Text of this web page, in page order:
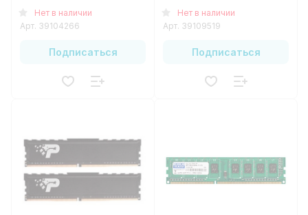
[HX424C15FB/4] DIMM
Нет в наличии
Арт. 39104266
Подписаться
2400D464L17S/4G DIMM
Нет в наличии
Арт. 39109519
Подписаться